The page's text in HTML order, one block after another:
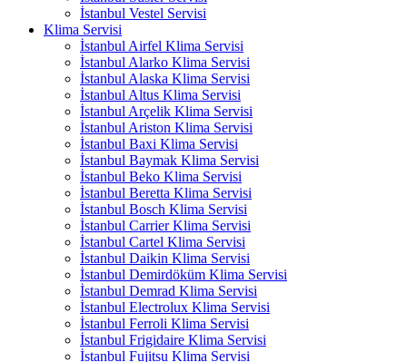
İstanbul Vestel Servisi
Klima Servisi
İstanbul Airfel Klima Servisi
İstanbul Alarko Klima Servisi
İstanbul Alaska Klima Servisi
İstanbul Altus Klima Servisi
İstanbul Arçelik Klima Servisi
İstanbul Ariston Klima Servisi
İstanbul Baxi Klima Servisi
İstanbul Baymak Klima Servisi
İstanbul Beko Klima Servisi
İstanbul Beretta Klima Servisi
İstanbul Bosch Klima Servisi
İstanbul Carrier Klima Servisi
İstanbul Cartel Klima Servisi
İstanbul Daikin Klima Servisi
İstanbul Demirdöküm Klima Servisi
İstanbul Demrad Klima Servisi
İstanbul Electrolux Klima Servisi
İstanbul Ferroli Klima Servisi
İstanbul Frigidaire Klima Servisi
İstanbul Fujitsu Klima Servisi